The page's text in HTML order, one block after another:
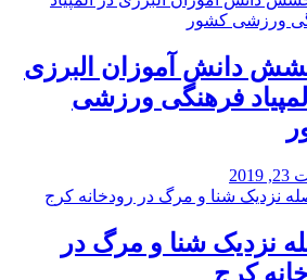
دانش آموزان البرزی
فرهنگی ورزشی
نزدیک شنا و مرگ در
کرج